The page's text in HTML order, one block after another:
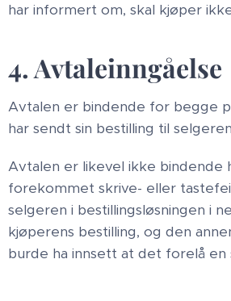
har informert om, skal kjøper
4. Avtaleinngåelse
Avtalen er bindende for begge
har sendt sin bestilling til
Avtalen er likevel ikke bindende
forekommet skrive- eller
selgeren i bestillingsløsningen i
kjøperens bestilling, og den
burde ha innsett at det forelå en